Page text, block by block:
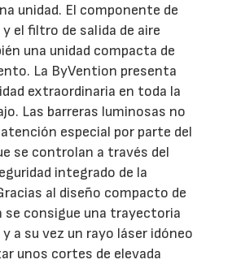
unidad. El componente de
el filtro de salida de aire
una unidad compacta de
La ByVention presenta
extraordinaria en toda la
Las barreras luminosas no
especial por parte del
se controlan a través del
integrado de la
al diseño compacto de
se consigue una trayectoria
a su vez un rayo láser idóneo
unos cortes de elevada